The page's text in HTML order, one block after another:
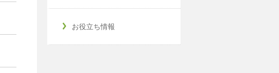
お役立ち情報